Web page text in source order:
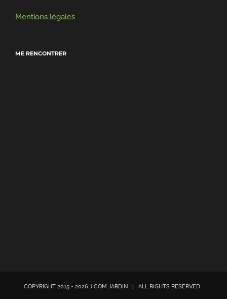
Mentions légales
ME RENCONTRER
COPYRIGHT 2015 - 2026 J COM JARDIN | ALL RIGHTS RESERVED